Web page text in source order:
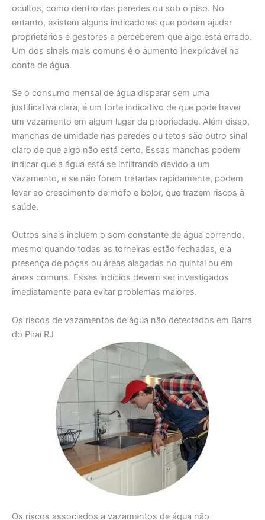
ocultos, como dentro das paredes ou sob o piso. No
entanto, existem alguns indicadores que podem ajudar
proprietários e gestores a perceberem que algo está errado.
Um dos sinais mais comuns é o aumento inexplicável na
conta de água.
Se o consumo mensal de água disparar sem uma
justificativa clara, é um forte indicativo de que pode haver
um vazamento em algum lugar da propriedade. Além disso,
manchas de umidade nas paredes ou tetos são outro sinal
claro de que algo não está certo. Essas manchas podem
indicar que a água está se infiltrando devido a um
vazamento, e se não forem tratadas rapidamente, podem
levar ao crescimento de mofo e bolor, que trazem riscos à
saúde.
Outros sinais incluem o som constante de água correndo,
mesmo quando todas as torneiras estão fechadas, e a
presença de poças ou áreas alagadas no quintal ou em
áreas comuns. Esses indícios devem ser investigados
imediatamente para evitar problemas maiores.
Os riscos de vazamentos de água não detectados em Barra
do Piraí RJ
Os riscos associados a vazamentos de água não